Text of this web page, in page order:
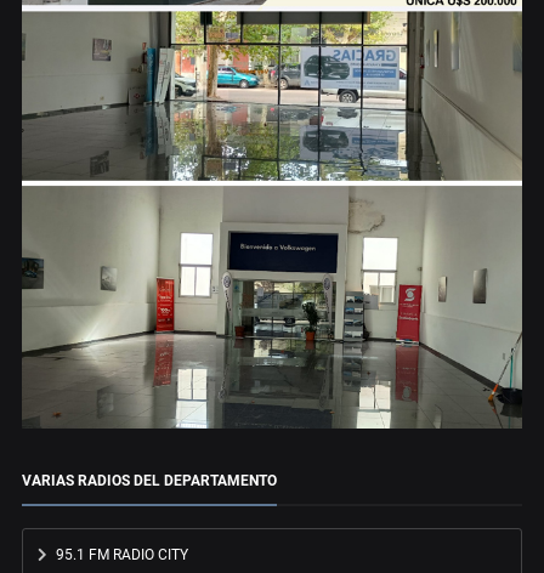
VARIAS RADIOS DEL DEPARTAMENTO
95.1 FM RADIO CITY